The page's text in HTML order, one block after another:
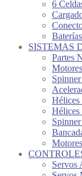
6
SISTEMAS
Partes
Hélices
Servos